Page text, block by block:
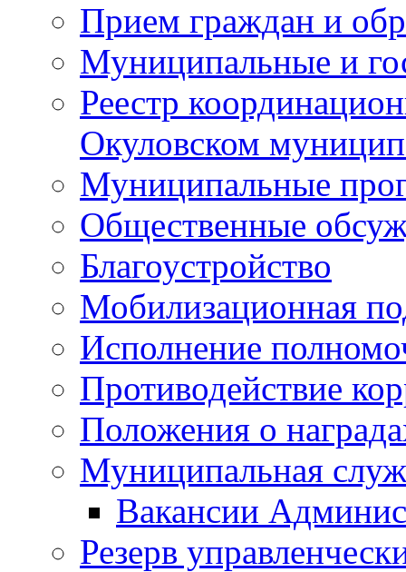
Прием граждан и
Муниципальные и
Реестр
Окуловском
Муниципальные
Общественные
Благоустройство
Мобилизационная
Исполнение
Противодействие
Положения о
Муниципальная
Вакансии
Резерв